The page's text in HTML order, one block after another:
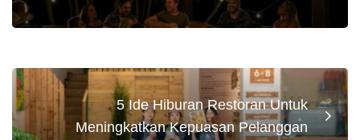
5 Ide Hiburan Restoran Untuk
Meningkatkan Kepuasan Pelanggan